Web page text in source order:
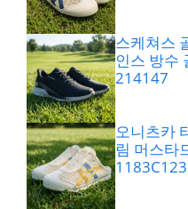
스케쳐스
인스 방수
214147
오니츠카
림 머스타